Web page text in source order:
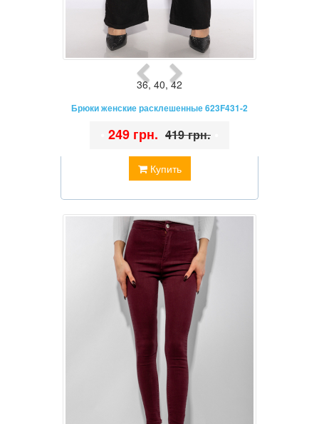
36, 40,42
Брюки женские расклешенные 623F431-2
Купить
249 грн. 419 грн.